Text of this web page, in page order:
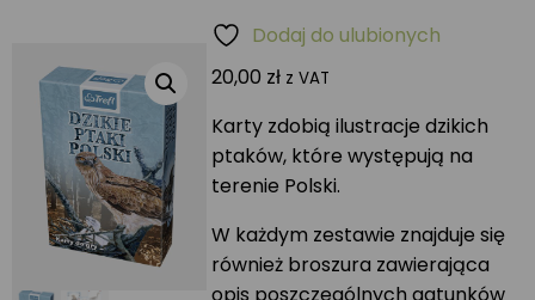
20,00 zł z VAT
Karty zdobią ilustracje dzikich
ptaków, które występują na
terenie Polski.
W każdym zestawie znajduje się
również broszura zawierająca
opis poszczególnych gatunków
Dodaj do ulubionych